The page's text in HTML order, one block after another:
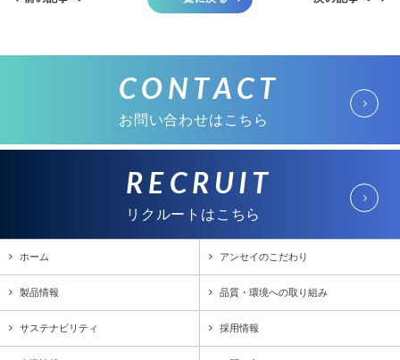
CONTACT
お問い合わせはこちら
RECRUIT
リクルートはこちら
ホーム アンセイのこだわり
製品情報 品質・環境への取り組み
サステナビリティ 採用情報